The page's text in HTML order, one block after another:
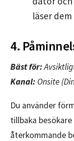
läser
4.
Bäst för:
Kanal: Onsite
Du använder
tillbaka
återkommande